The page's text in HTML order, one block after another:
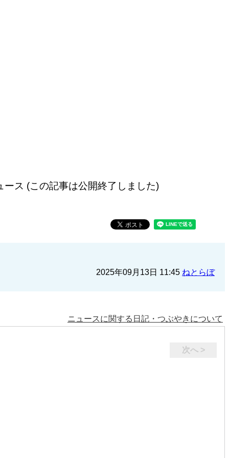
ス (この記事は公開終了しました)
2025年09月13日 11:45 ねとらぼ
ニュースに関する日記・つぶやきについて
次へ >